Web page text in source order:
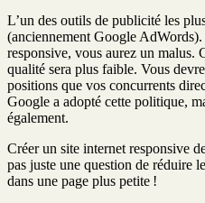
L’un des outils de publicité les
(anciennement Google AdWords).
responsive, vous aurez un malus.
qualité sera plus faible. Vous
positions que vos concurrents
Google a adopté cette politique,
également.
Créer un site internet responsive
pas juste une question de réduire
dans une page plus petite !